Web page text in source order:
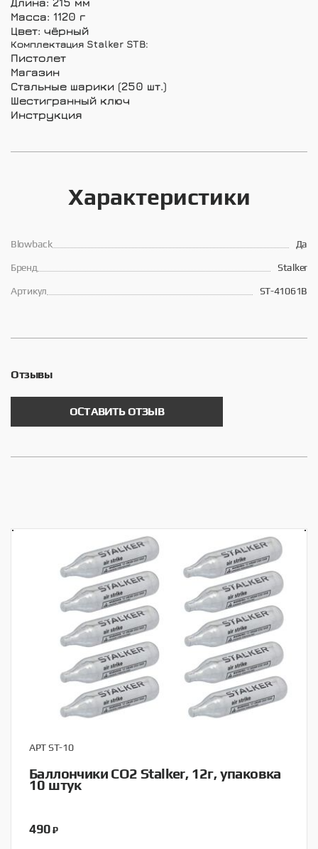
Масса: 1120 г
Цвет: чёрный
Комплектация Stalker STB:
Пистолет
Магазин
Стальные шарики (250 шт.)
Шестигранный ключ
Инструкция
Характеристики
Blowback Да
Брeнд Stalker
Артикул ST-41061B
Отзывы
ОСТАВИТЬ ОТЗЫВ
АРТ ST-10
Баллончики CO2 Stalker, 12г, упаковка
10 штук
490 ₽